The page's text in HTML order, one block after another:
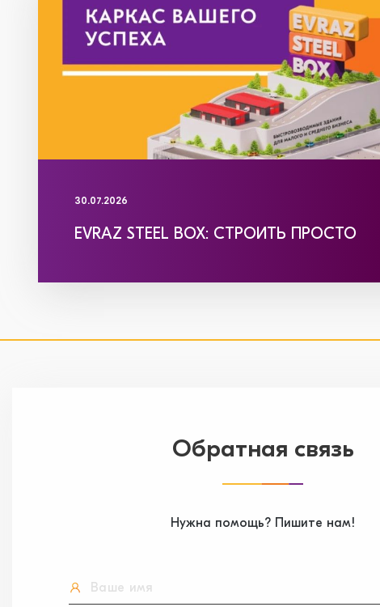
30.07.2026
EVRAZ STEEL BOX: СТРОИТЬ ПРОСТО
Обратная связь
Нужна помощь? Пишите нам!